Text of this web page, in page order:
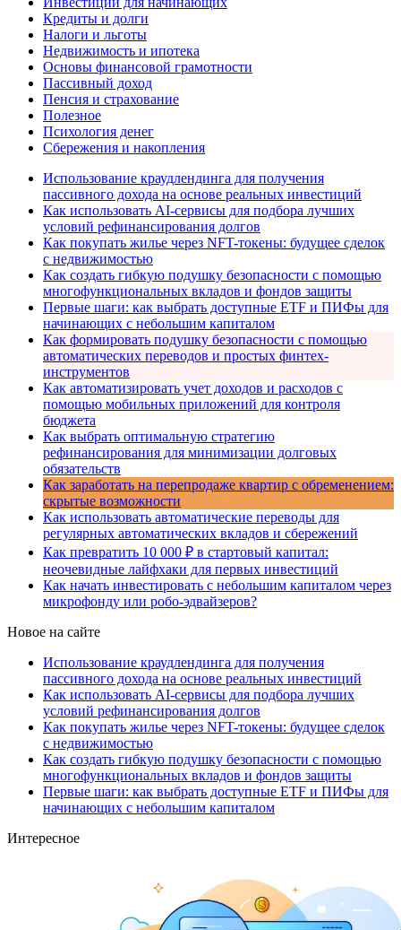
Кредиты и долги
Налоги и льготы
Недвижимость и ипотека
Основы финансовой грамотности
Пассивный доход
Пенсия и страхование
Полезное
Психология денег
Сбережения и накопления
Использование краудлендинга для получения
пассивного дохода на основе реальных инвестиций
Как использовать AI-сервисы для подбора лучших
условий рефинансирования долгов
Как покупать жилье через NFT-токены: будущее сделок
с недвижимостью
Как создать гибкую подушку безопасности с помощью
многофункциональных вкладов и фондов защиты
Первые шаги: как выбрать доступные ETF и ПИФы для
начинающих с небольшим капиталом
Как формировать подушку безопасности с помощью
автоматических переводов и простых финтех-
инструментов
Как автоматизировать учет доходов и расходов с
помощью мобильных приложений для контроля
бюджета
Как выбрать оптимальную стратегию
рефинансирования для минимизации долговых
обязательств
Как заработать на перепродаже квартир с обременением:
скрытые возможности
Как использовать автоматические переводы для
регулярных автоматических вкладов и сбережений
Как превратить 10 000 ₽ в стартовый капитал:
неочевидные лайфхаки для первых инвестиций
Как начать инвестировать с небольшим капиталом через
микрофонду или робо-эдвайзеров?
Новое на сайте
Использование краудлендинга для получения
пассивного дохода на основе реальных инвестиций
Как использовать AI-сервисы для подбора лучших
условий рефинансирования долгов
Как покупать жилье через NFT-токены: будущее сделок
с недвижимостью
Как создать гибкую подушку безопасности с помощью
многофункциональных вкладов и фондов защиты
Первые шаги: как выбрать доступные ETF и ПИФы для
начинающих с небольшим капиталом
Интересное